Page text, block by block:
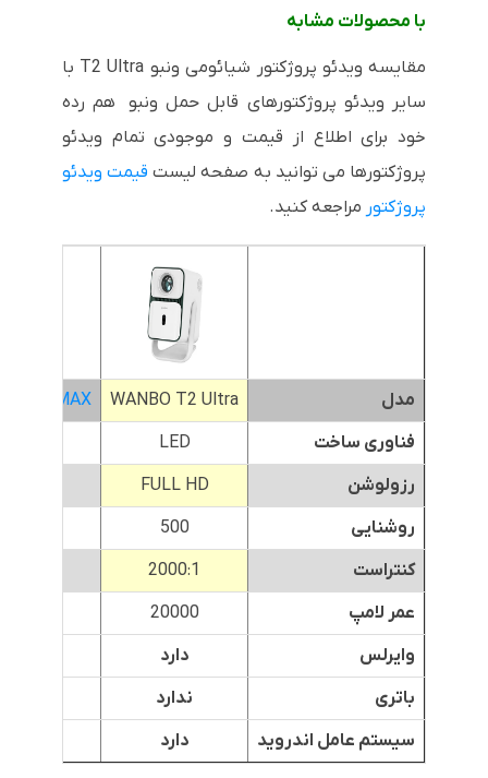
با محصولات مشابه
مقایسه ویدئو پروژکتور شیائومی ونبو T2 Ultra با
سایر ویدئو پروژکتورهای قابل حمل ونبو هم رده
خود برای اطلاع از قیمت و موجودی تمام ویدئو
پروژکتورها می توانید به صفحه لیست قیمت ویدئو
پروژکتور مراجعه کنید.
مدل WANBO T2 Ultra
T2 MAX
فناوری ساخت
LED
رزولوشن
FULL HD
روشنایی
500
کنتراست
2000:1
عمر لامپ
20000
وایرلس
دارد
باتری
ندارد
سیستم عامل اندروید
دارد